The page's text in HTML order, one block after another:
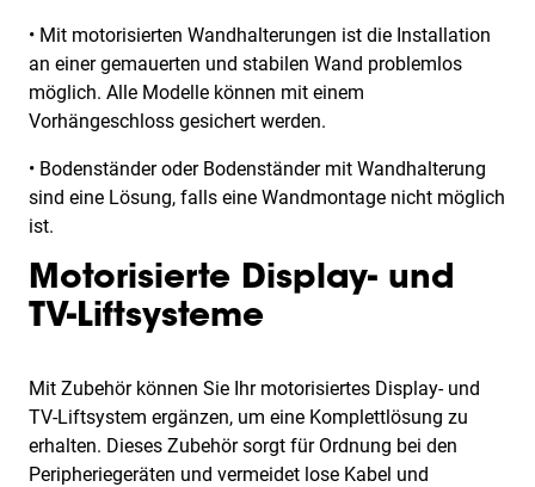
• Mit motorisierten Wandhalterungen ist die Installation
an einer gemauerten und stabilen Wand problemlos
möglich. Alle Modelle können mit einem
Vorhängeschloss gesichert werden.
• Bodenständer oder Bodenständer mit Wandhalterung
sind eine Lösung, falls eine Wandmontage nicht möglich
ist.
Motorisierte Display- und
TV-Liftsysteme
Mit Zubehör können Sie Ihr motorisiertes Display- und
TV-Liftsystem ergänzen, um eine Komplettlösung zu
erhalten. Dieses Zubehör sorgt für Ordnung bei den
Peripheriegeräten und vermeidet lose Kabel und